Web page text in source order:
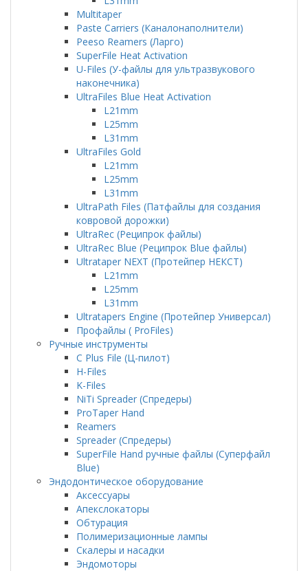
Multitaper
Paste Carriers (Каналонаполнители)
Peeso Reamers (Ларго)
SuperFile Heat Activation
U-Files (У-файлы для ультразвукового
наконечника)
UltraFiles Blue Heat Activation
L21mm
L25mm
L31mm
UltraFiles Gold
L21mm
L25mm
L31mm
UltraPath Files (Патфайлы для создания
ковровой дорожки)
UltraRec (Реципрок файлы)
UltraRec Blue (Реципрок Blue файлы)
Ultrataper NEXT (Протейпер НЕКСТ)
L21mm
L25mm
L31mm
Ultratapers Engine (Протейпер Универсал)
Профайлы ( ProFiles)
Ручные инструменты
C Plus File (Ц-пилот)
H-Files
K-Files
NiTi Spreader (Спредеры)
ProTaper Hand
Reamers
Spreader (Спредеры)
SuperFile Hand ручные файлы (Суперфайл
Blue)
Эндодонтическое оборудование
Аксессуары
Апекслокаторы
Обтурация
Полимеризационные лампы
Скалеры и насадки
Эндомоторы